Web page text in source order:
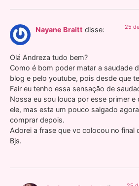
Nayane Braitt disse: 25
Olá Andreza tudo bem?
Como é bom poder matar a saudade
blog e pelo youtube, pois desde que
Fair eu tenho essa sensação de
Nossa eu sou louca por esse primer e
ele, mas esta um pouco salgado
comprar depois.
Adorei a frase que vc colocou no final
Bjs.